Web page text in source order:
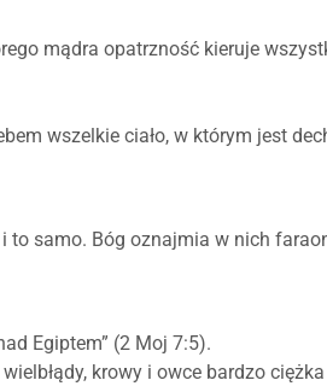
mądra opatrzność kieruje
wszelkie ciało, w którym jest
to samo. Bóg oznajmia w nich
Egiptem” (2 Moj 7:5).
krowy i owce bardzo